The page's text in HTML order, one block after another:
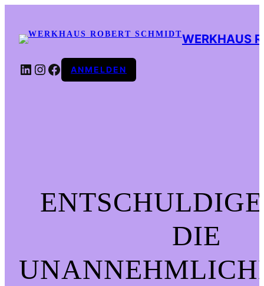
WERKHAUS
LINKEDIN
INSTAGRAM
FACEBOOK
ANMELDEN
DIE